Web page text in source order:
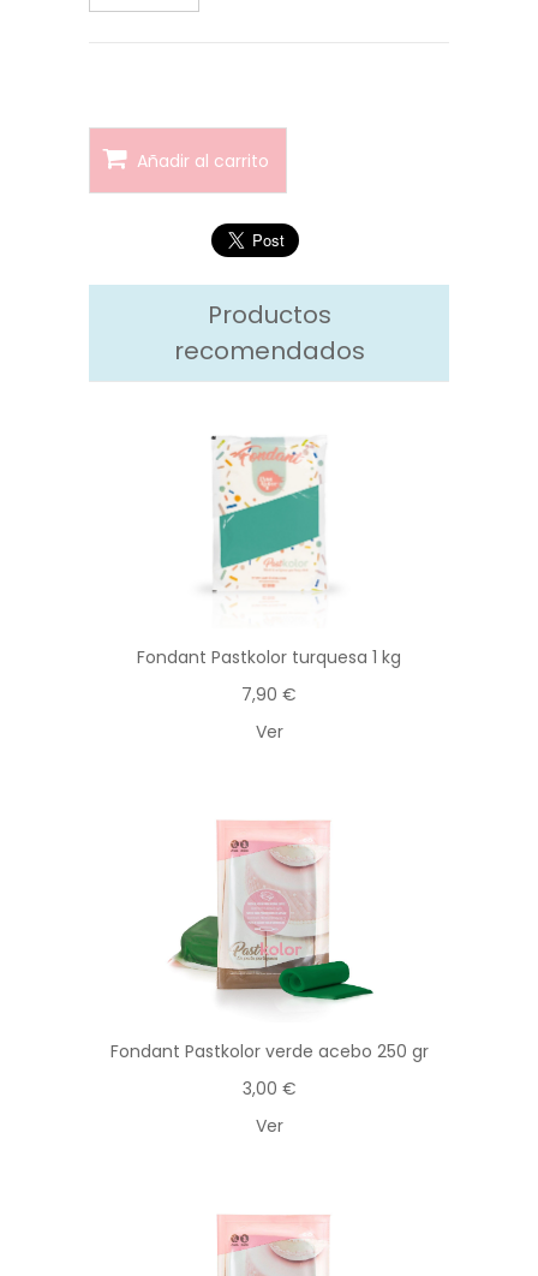
Añadir al carrito
Productos
recomendados
Fondant Pastkolor turquesa 1 kg
7,90 €
Ver
Fondant Pastkolor verde acebo 250 gr
3,00 €
Ver